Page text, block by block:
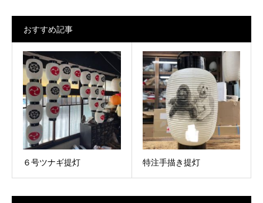
おすすめ記事
６号ツナギ提灯 特注手描き提灯